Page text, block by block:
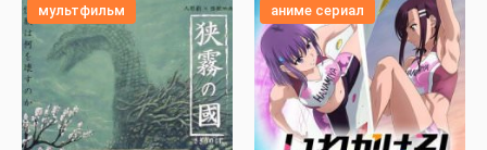
мультфильм аниме сериал